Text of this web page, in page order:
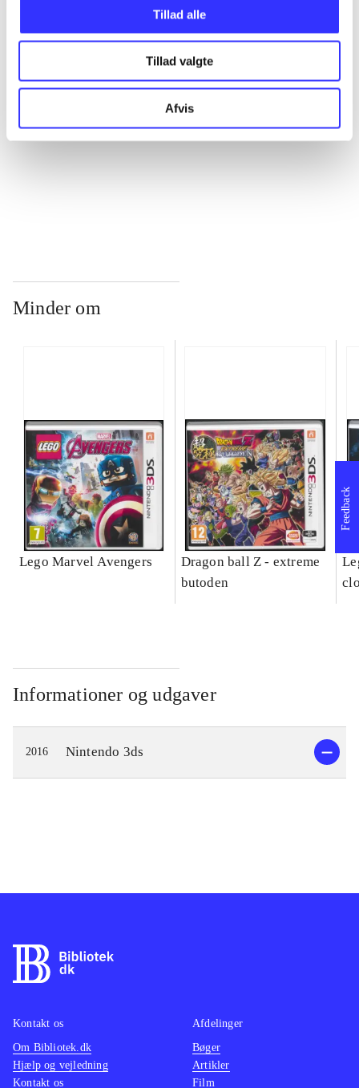
Tillad alle
Tillad valgte
Afvis
...
...
Minder om
Lego Marvel Avengers
Dragon ball Z - extreme
butoden
Informationer og udgaver
2016 Nintendo 3ds
Feedback
Kontakt os
Om Bibliotek.dk
Hjælp og vejledning
Kontakt os
Afdelinger
Bøger
Artikler
Film